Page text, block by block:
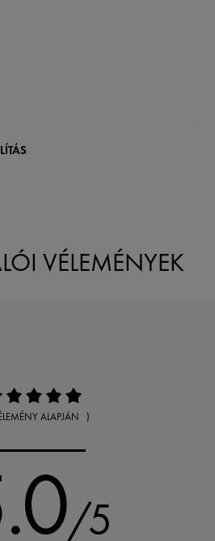
VÉLEMÉNYEK
ALAPJÁN )
/5